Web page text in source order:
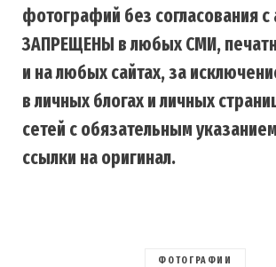
фотографий без согласования с
ЗАПРЕЩЕНЫ в любых СМИ,
и на любых сайтах, за
в личных блогах и личных
сетей с обязательным
ссылки на оригинал.
ФОТОГРАФИИ